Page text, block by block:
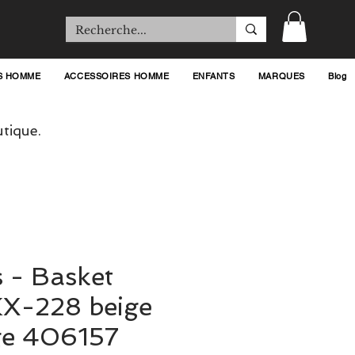
HOMME ACCESSOIRES HOMME ENFANTS MARQUES Blog
- Basket
228 beige
406157